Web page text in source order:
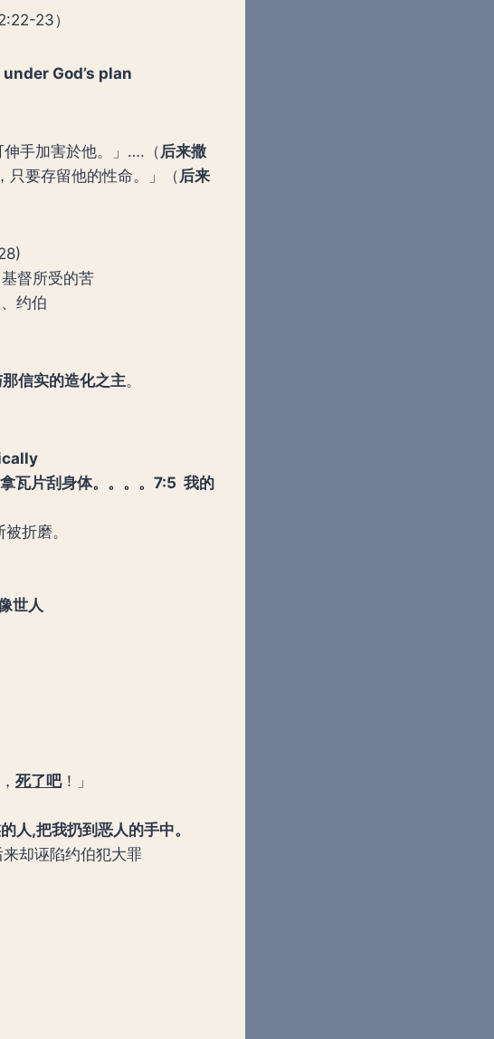
23）
God’s plan
手加害於他。」….（ 后来撒
只要存留他的性命。」（ 后来
督所受的苦
约伯
信实的造化之主。
瓦片刮身体。。。。 7:5 我的
折磨。
世人
死了吧！」
人,把我扔到恶人的手中。
却诬陷约伯犯大罪